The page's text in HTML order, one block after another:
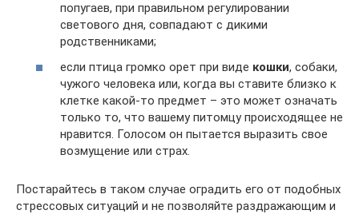
попугаев, при правильном регулировании
светового дня, совпадают с дикими
родственниками;
если птица громко орет при виде кошки, собаки,
чужого человека или, когда вы ставите близко к
клетке какой-то предмет – это может означать
только то, что вашему питомцу происходящее не
нравится. Голосом он пытается выразить свое
возмущение или страх.
Постарайтесь в таком случае оградить его от подобных
стрессовых ситуаций и не позволяйте раздражающим и